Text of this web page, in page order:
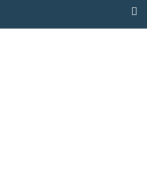
